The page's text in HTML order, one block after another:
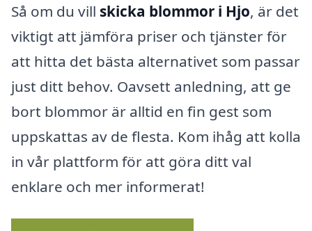
Så om du vill skicka blommor i Hjo, är det
viktigt att jämföra priser och tjänster för
att hitta det bästa alternativet som passar
just ditt behov. Oavsett anledning, att ge
bort blommor är alltid en fin gest som
uppskattas av de flesta. Kom ihåg att kolla
in vår plattform för att göra ditt val
enklare och mer informerat!